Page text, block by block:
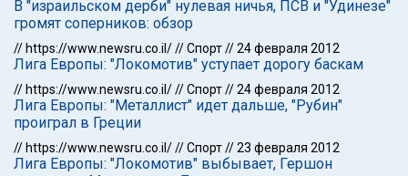
В "израильском дерби" нулевая ничья, ПСВ и "Удинезе"
громят соперников: обзор
// https://www.newsru.co.il///Спорт//24 февраля 2012
Лига Европы: "Локомотив" уступает дорогу баскам
// https://www.newsru.co.il///Спорт//24 февраля 2012
Лига Европы: "Металлист" идет дальше, "Рубин"
проиграл в Греции
// https://www.newsru.co.il///Спорт//23 февраля 2012
Лига Европы: "Локомотив" выбывает, Гершон